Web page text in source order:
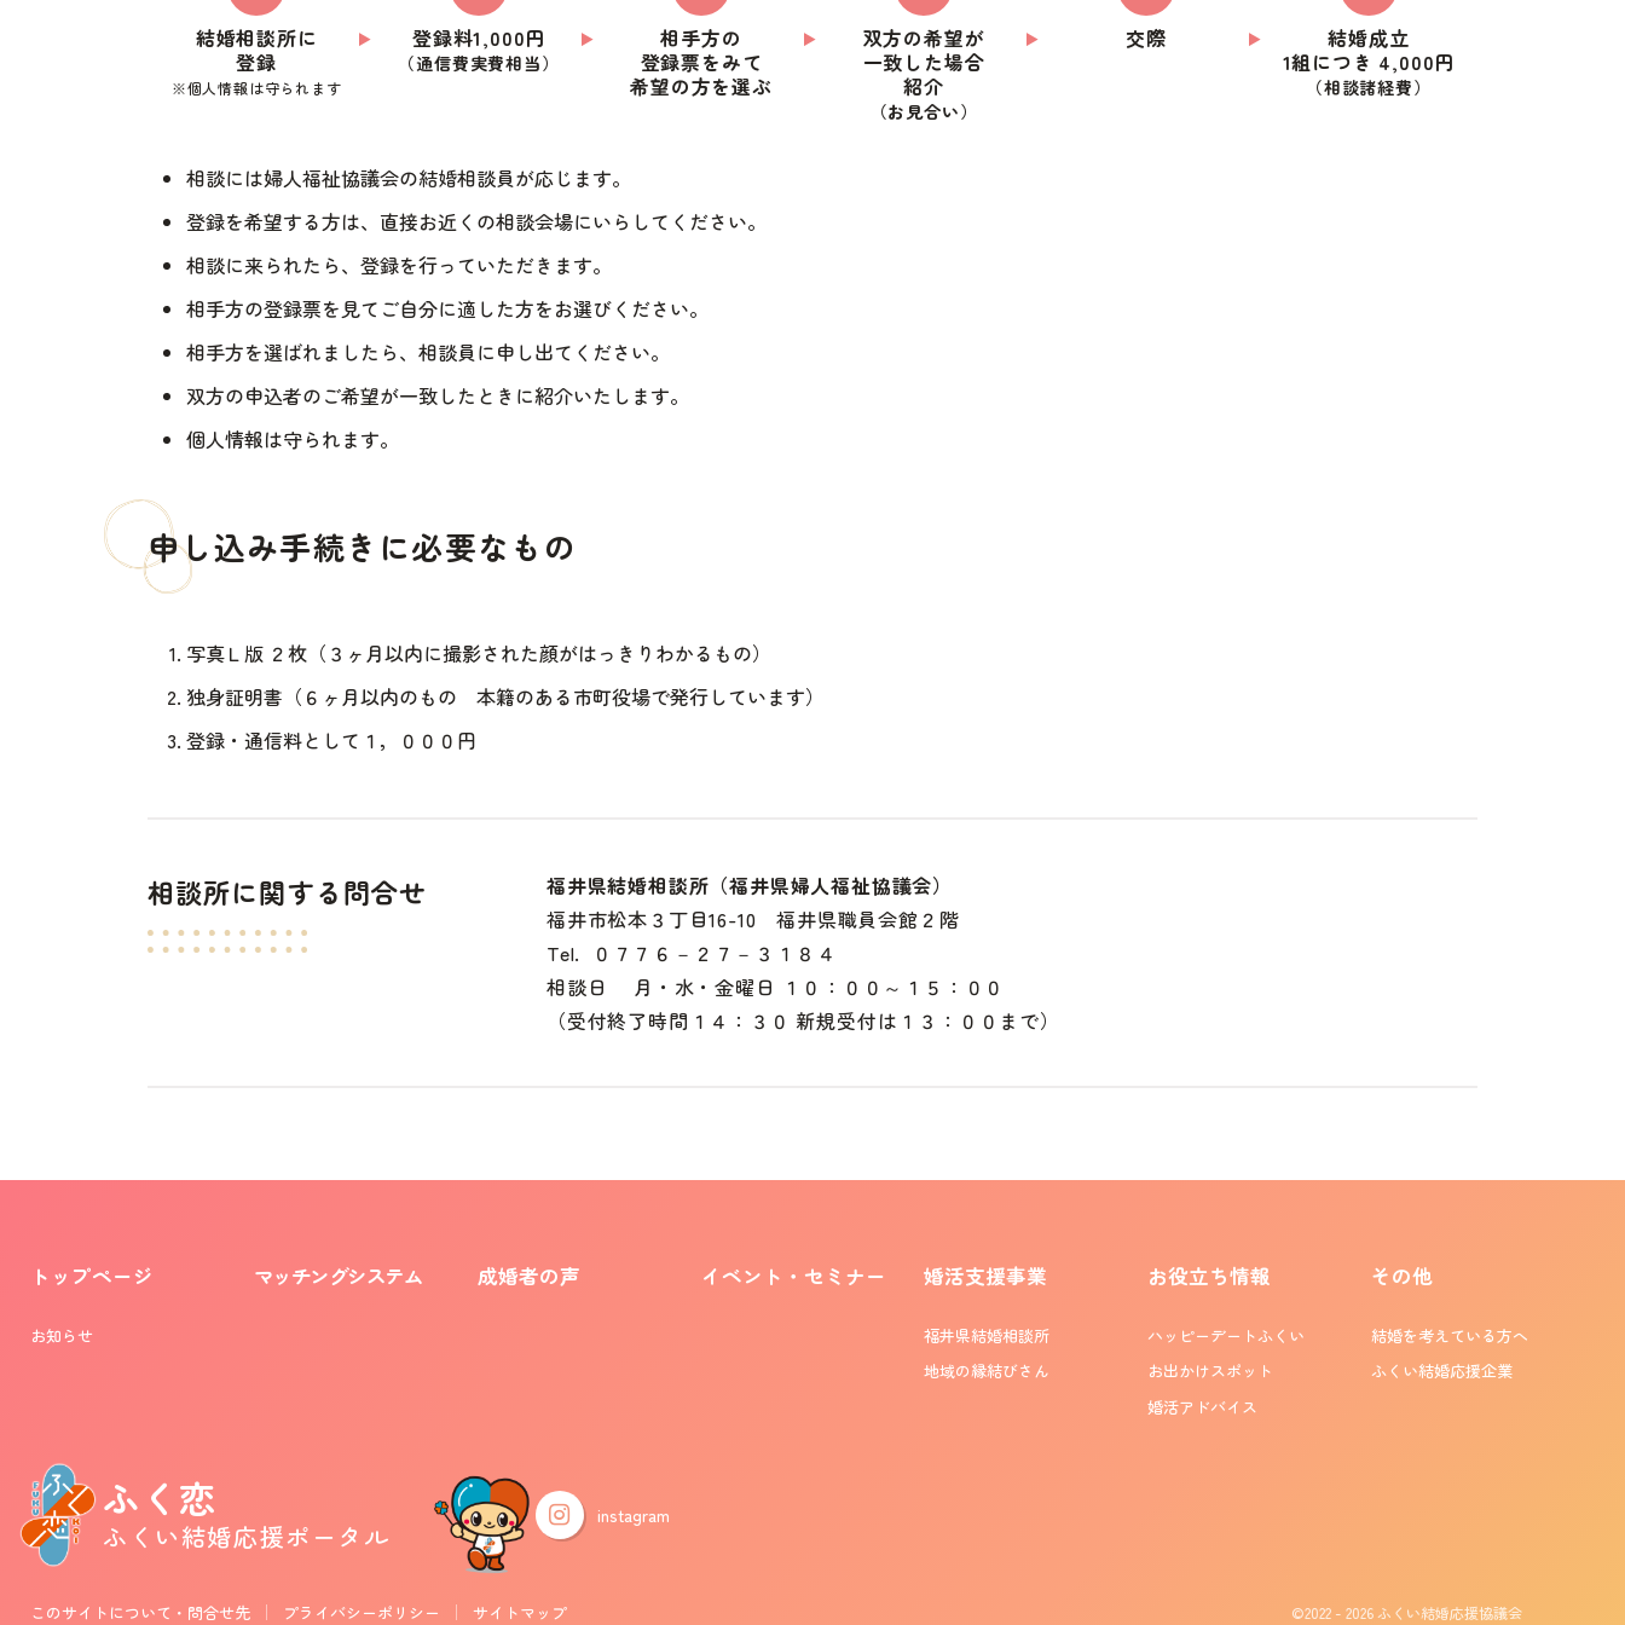
結婚相談所に
登録
※個人情報は守られます
登録料1,000円
（通信費実費相当）
相手方の
登録票をみて
希望の方を選ぶ
双方の希望が
一致した場合
紹介
（お見合い）
交際
結婚成立
1組につき 4,000円
（相談諸経費）
相談には婦人福祉協議会の結婚相談員が応じます。
登録を希望する方は、直接お近くの相談会場にいらしてください。
相談に来られたら、登録を行っていただきます。
相手方の登録票を見てご自分に適した方をお選びください。
相手方を選ばれましたら、相談員に申し出てください。
双方の申込者のご希望が一致したときに紹介いたします。
個人情報は守られます。
申し込み手続きに必要なもの
写真Ｌ版 ２枚（３ヶ月以内に撮影された顔がはっきりわかるもの）
独身証明書（６ヶ月以内のもの 本籍のある市町役場で発行しています）
登録・通信料として１，０００円
相談所に関する問合せ
福井県結婚相談所（福井県婦人福祉協議会）
福井市松本３丁目16-10 福井県職員会館２階
Tel. ０７７６－２７－３１８４
相談日 月・水・金曜日 １０：００～１５：００
（受付終了時間１４：３０ 新規受付は１３：００まで）
トップページ
お知らせ
マッチングシステム 成婚者の声 イベント・セミナー 婚活支援事業
福井県結婚相談所
地域の縁結びさん
お役立ち情報
ハッピーデートふくい
お出かけスポット
婚活アドバイス
その他
結婚を考えている方へ
ふくい結婚応援企業
ふく恋
ふくい結婚応援ポータル
instagram
このサイトについて・問合せ先 プライバシーポリシー サイトマップ ©2022 - 2026ふくい結婚応援協議会